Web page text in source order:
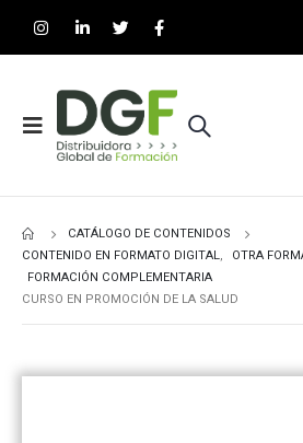
CATÁLOGO DE CONTENIDOS
CONTENIDO EN FORMATO DIGITAL, OTRA
FORMACIÓN COMPLEMENTARIA
CURSO EN PROMOCIÓN DE LA SALUD